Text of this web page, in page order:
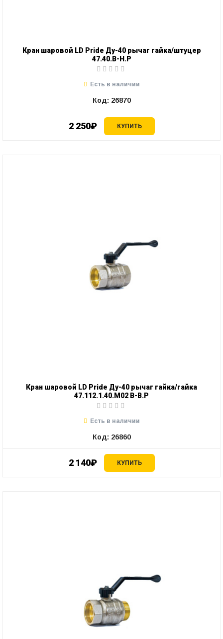
Кран шаровой LD Pride Ду-40 рычаг гайка/штуцер
47.40.В-Н.Р
2 250₽ КУПИТЬ
Есть в наличии
Код: 26870
Кран шаровой LD Pride Ду-40 рычаг гайка/гайка
47.112.1.40.М02 В-В.Р
2 140₽ КУПИТЬ
Есть в наличии
Код: 26860